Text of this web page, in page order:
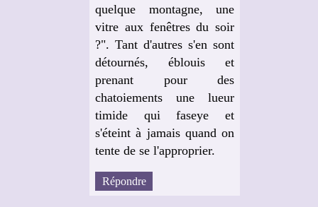
quelque montagne, une
vitre aux fenêtres du soir
?". Tant d'autres s'en sont
détournés, éblouis et
prenant pour des
chatoiements une lueur
timide qui faseye et
s'éteint à jamais quand on
tente de se l'approprier.
Répondre